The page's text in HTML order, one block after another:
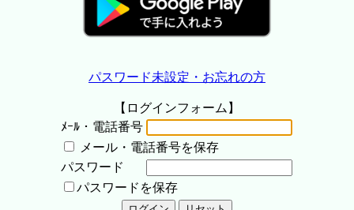
パスワード未設定・お忘れの方
【ログインフォーム】
ﾒｰﾙ・電話番号
メール・電話番号を保存
パスワード
パスワードを保存